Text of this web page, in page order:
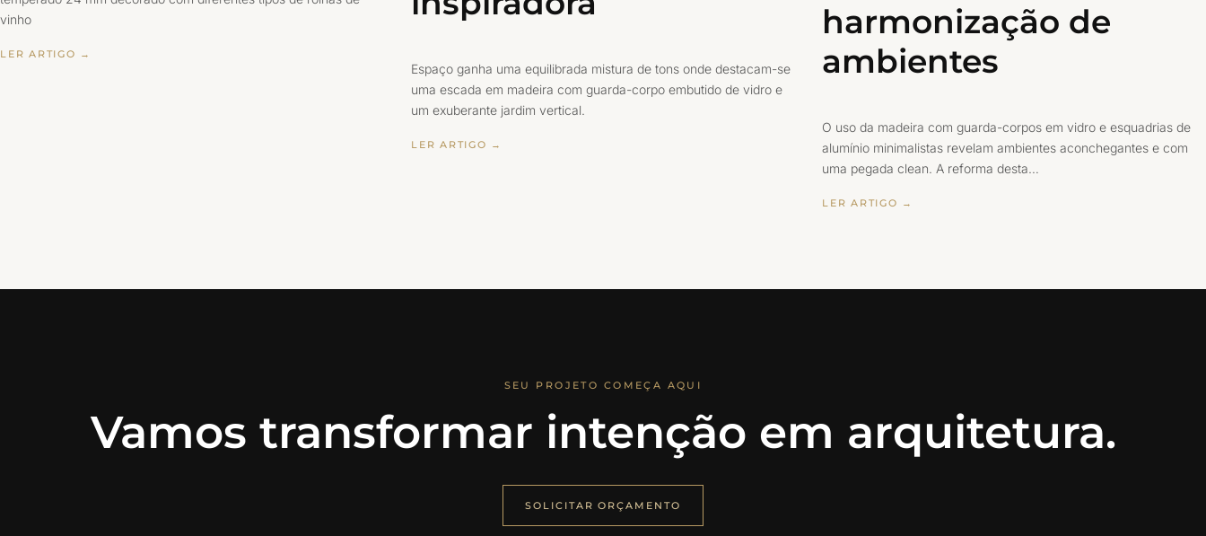
vinho
LER ARTIGO →
Espaço ganha uma equilibrada mistura de tons onde destacam-se
uma escada em madeira com guarda-corpo embutido de vidro e
um exuberante jardim vertical.
LER ARTIGO →
harmonização de
ambientes
O uso da madeira com guarda-corpos em vidro e esquadrias de
alumínio minimalistas revelam ambientes aconchegantes e com
uma pegada clean. A reforma desta…
LER ARTIGO →
SEU PROJETO COMEÇA AQUI
Vamos transformar intenção em arquitetura.
SOLICITAR ORÇAMENTO